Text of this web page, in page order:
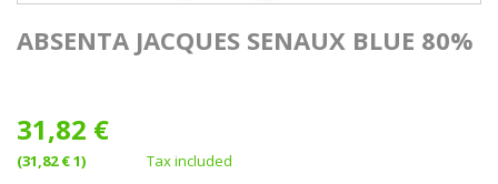
ABSENTA JACQUES SENAUX BLUE 80%
31,82 €
(31,82 € 1) Tax included